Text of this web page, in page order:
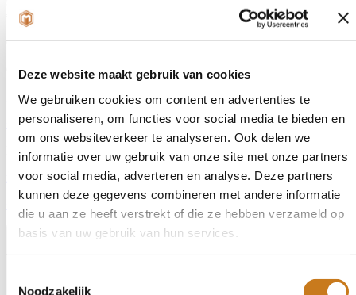
Deze website maakt gebruik van cookies
We gebruiken cookies om content en advertenties te
personaliseren, om functies voor social media te bieden en
om ons websiteverkeer te analyseren. Ook delen we
informatie over uw gebruik van onze site met onze partners
voor social media, adverteren en analyse. Deze partners
kunnen deze gegevens combineren met andere informatie
die u aan ze heeft verstrekt of die ze hebben verzameld op
basis van uw gebruik van hun services.
Noodzakelijk
€ 17.500,-
Contactpersoon
Guido Voerman
guido@mecha-service.nl
+31(0)6 3013 1719
Roy Stam
roy@mecha-service.nl
+31 (0)6 3068 7289
Afspraak maken Contact opnemen